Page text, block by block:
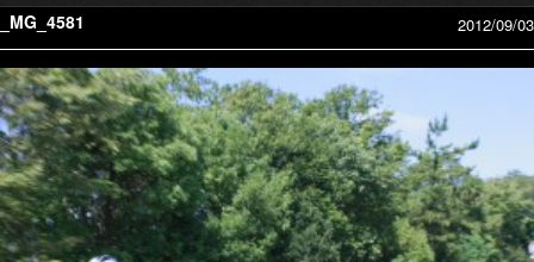
_MG_4581 2012/09/03